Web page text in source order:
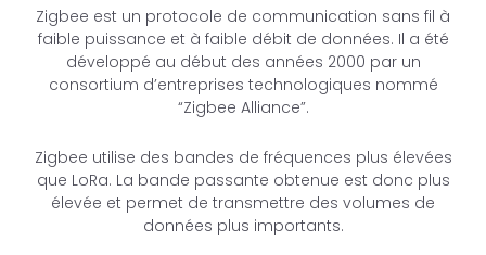
Zigbee est un protocole de communication sans fil à
faible puissance et à faible débit de données. Il a été
développé au début des années 2000 par un
consortium d’entreprises technologiques nommé
“Zigbee Alliance”.
Zigbee utilise des bandes de fréquences plus élevées
que LoRa. La bande passante obtenue est donc plus
élevée et permet de transmettre des volumes de
données plus importants.